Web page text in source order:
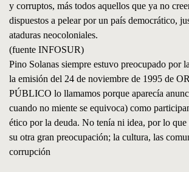
y corruptos, más todos aquellos que ya no
dispuestos a pelear por un país democrático,
ataduras neocoloniales.
(fuente INFOSUR)
Pino Solanas siempre estuvo preocupado por
la emisión del 24 de noviembre de 1995 de
PÚBLICO lo llamamos porque aparecía
cuando no miente se equivoca) como
ético por la deuda. No tenía ni idea, por lo que
su otra gran preocupación; la cultura, las
corrupción